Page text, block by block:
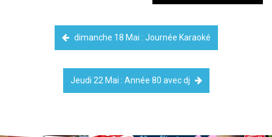
dimanche 18 Mai : Journée Karaoké
Jeudi 22 Mai : Année 80 avec dj